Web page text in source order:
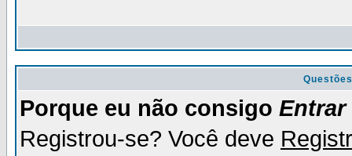
Porque eu não consigo Entrar
Registrou-se? Você deve